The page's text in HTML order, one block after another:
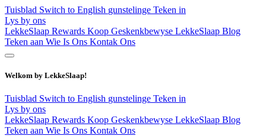
Tuisblad Switch to English gunstelinge Teken in
Lys by ons
LekkeSlaap Rewards Koop Geskenkbewyse LekkeSlaap Blog
Teken aan Wie Is Ons Kontak Ons
Welkom by LekkeSlaap!
Tuisblad Switch to English gunstelinge Teken in
Lys by ons
LekkeSlaap Rewards Koop Geskenkbewyse LekkeSlaap Blog
Teken aan Wie Is Ons Kontak Ons